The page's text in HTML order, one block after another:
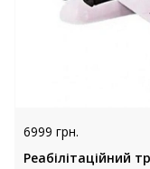
6999 грн.
Реабілітаційний